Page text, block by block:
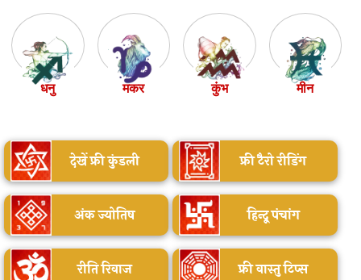
धनु मकर कुंभ मीन
देखें फ्री कुंडली फ्री टैरो रीडिंग
अंक ज्योतिष हिन्दू पंचांग
रीति रिवाज फ्री वास्तु टिप्स